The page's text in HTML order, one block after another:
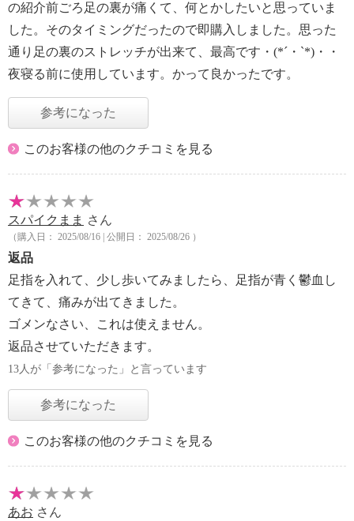
の紹介前ごろ足の裏が痛くて、何とかしたいと思っていま
した。そのタイミングだったので即購入しました。思った
通り足の裏のストレッチが出来て、最高です・(*´・`*)・・
夜寝る前に使用しています。かって良かったです。
参考になった
このお客様の他のクチコミを見る
スパイクまま さん
（購入日： 2025/08/16 | 公開日： 2025/08/26 ）
返品
足指を入れて、少し歩いてみましたら、足指が青く鬱血し
てきて、痛みが出てきました。
ゴメンなさい、これは使えません。
返品させていただきます。
13人が「参考になった」と言っています
参考になった
このお客様の他のクチコミを見る
あお さん